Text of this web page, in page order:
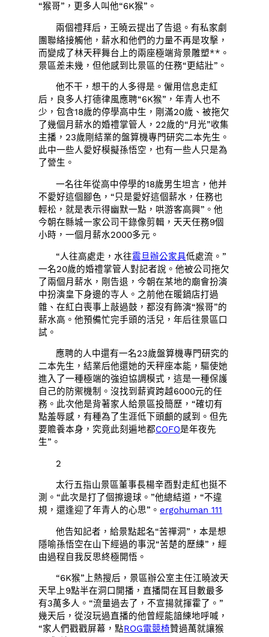
“猴哥”，更多人叫他“6K猴”。
兩個禮拜后，王曉云提出了告退。有私家劇
團聯絡接觸他，薪水和他們的力量不再是攻擊，
而變成了林天秤舞台上的兩座極端背景雕塑**。
景區差未幾，但他感到比景區的任務“更結壯”。
他不干，想干的人多得是。僱用信息走紅
后，良多人打德律風應聘“6K猴”，年青人也不
少，包含18歲的停學高中生，剛滿20歲、被拖欠
了幾個月薪水的婚禮掌管人，22歲的“月光”收集
主播，23歲剛結業的盤算機專門研究二本先生。
此中一些人愛好模擬孫悟空，也有一些人只是為
了營生。
一名往年從高中停學的18歲男生坦言，他并
不愛好這個腳色，“只是愛好這個薪水，任務也
輕松，就是表示得幽默一點，哄游客高興”。他
今朝在縣城一家公司干錄像剪輯，天天任務9個
小時，一個月薪水2000多元。
“人往高處走，水往震旦辦公家具低處流。”
一名20歲的婚禮掌管人對記者說。他被公司拖欠
了兩個月薪水，剛告退，今朝在某地的廟會扮演
中扮演皇下身邊的寺人。之前他在暖鍋店打過
雜、在紅白喪事上敲過鼓，都沒有飾演“猴哥”的
薪水高。他預備忙完手頭的活兒，年后往景區口
試。
應聘的人中還有一名23歲盤算機專門研究的
二本先生，結業后他還她的天秤座本能，驅使她
進入了一種極端的強迫協調模式，這是一種保護
自己的防禦機制。沒找到薪資跨越6000元的任
務。此次他是背著家人給景區投簡歷，“確切有
點羞辱感，有種為了生涯低下頭顱的感到。但先
要贍養本身，究竟此刻遍地都COFO是年夜先
生”。
2
太行五指山景區董事長楊辛酉對走紅也挺不
測。“此次是打了個擦邊球。”他總結道，“不違
規，還逢迎了年青人的心思”。ergohuman 111
他告知記者，給景點起名“苦禪洞”，本是想
隱喻孫悟空在山下經過的事況“苦楚的歷練”，經
由過程自我反思終極開悟。
“6K猴”上熱搜后，景區辦公室主任江曉波天
天早上9點半在洞口開播，直播間在耳目數最多
有3萬多人。“流量過去了，不宣揚就揮霍了。”
幾天后，從沒玩過直播的他曾經能諳練地呼喊，
“家人們戳戳屏幕，點ROG電競椅贊過萬就讓猴